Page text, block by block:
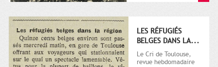
LES RÉFUGIÉS
BELGES DANS LA...
Le Cri de Toulouse,
revue hebdomadaire